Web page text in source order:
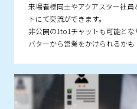
来場者様同士やアクアスター社
トにて交流ができます。
非公開の1to1チャットも可能と
バターから営業をかけられるかも